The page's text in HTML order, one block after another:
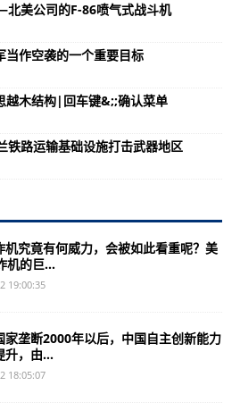
美公司的F-86喷气式战斗机
当作空袭的一个重要目标
越木结构|回车键&;;确认菜单
铁路运输基础设施打击武器地区
机究竟有何威力，会被如此看重呢？美
机的巨...
19:00:35
家垄断2000年以后，中国自主创新能力
升，由...
18:05:07